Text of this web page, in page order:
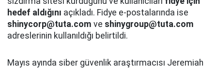
hedef aldığını açıkladı. Fidye e-postalarında ise
shinycorp@tuta.com ve shinygroup@tuta.com
adreslerinin kullanıldığı belirtildi.
Mayıs ayında siber güvenlik araştırmacısı Jeremiah